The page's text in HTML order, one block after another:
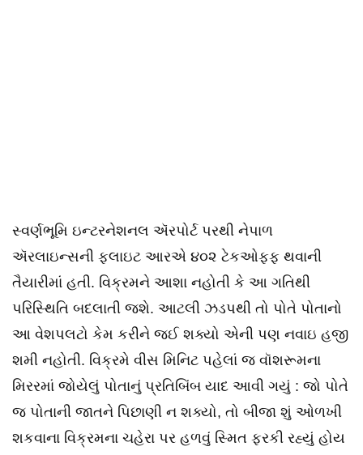
સ્વર્ણભૂમિ ઇન્ટરનેશનલ ઍરપોર્ટ પરથી નેપાળ
ઍરલાઇન્સની ફ્લાઇટ આરએ ૪૦૨ ટેકઓફ્ફ થવાની
તૈયારીમાં હતી. વિક્રમને આશા નહોતી કે આ ગતિથી
પરિસ્થિતિ બદલાતી જશે. આટલી ઝડપથી તો પોતે પોતાનો
આ વેશપલટો કેમ કરીને જઈ શક્યો એની પણ નવાઇ હજી
શમી નહોતી. વિક્રમે વીસ મિનિટ પહેલાં જ વૉશરૂમના
મિરરમાં જોયેલું પોતાનું પ્રતિબિંબ યાદ આવી ગયું : જો પોતે
જ પોતાની જાતને પિછાણી ન શક્યો, તો બીજા શું ઓળખી
શકવાના વિક્રમના ચહેરા પર હળવું સ્મિત ફરકી રહ્યું હોય